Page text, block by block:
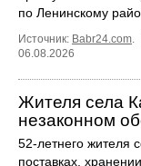
по Ленинскому
Источник: Babr24.com.
06.08.2026
Жителя села
незаконном
52-летнего жителя
поставках,